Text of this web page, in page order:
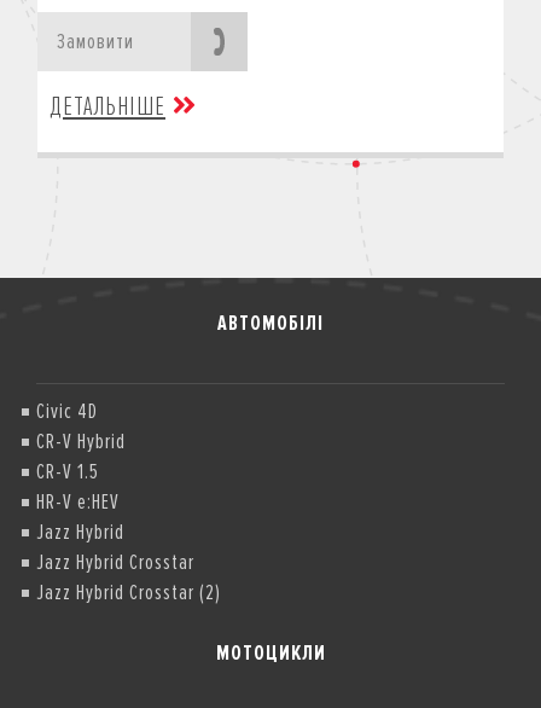
Замовити
ДЕТАЛЬНІШЕ
АВТОМОБІЛІ
Civic 4D
CR-V Hybrid
CR-V 1.5
HR-V e:HEV
Jazz Hybrid
Jazz Hybrid Crosstar
Jazz Hybrid Crosstar (2)
МОТОЦИКЛИ